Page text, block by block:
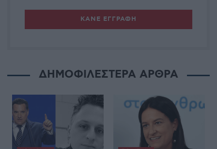
ΔΗΜΟΦΙΛΕΣΤΕΡΑ ΑΡΘΡΑ